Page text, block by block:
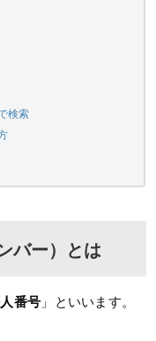
検索
バー）とは
番号 」といいます。